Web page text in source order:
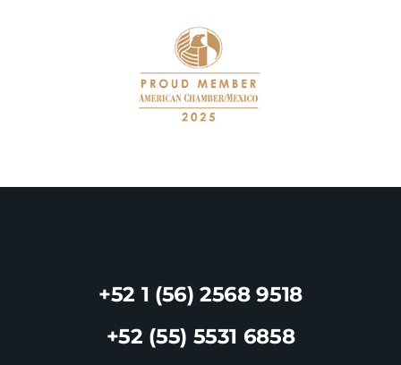
+52 1 (56) 2568 9518
+52 (55) 5531 6858